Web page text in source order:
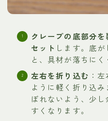
クレープの底部分
セット します。底
と、具材が落ちにく
左右を折り込む ：
ように軽く折り込
ぼれないよう、少
すくなります。